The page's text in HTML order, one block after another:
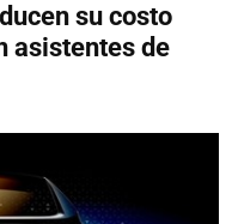
su costo
asistentes de